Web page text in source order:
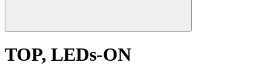
TOP, LEDs-ON